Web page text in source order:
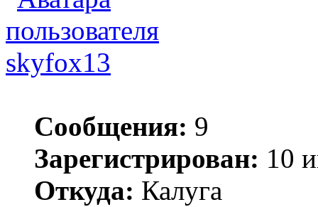
skyfox13
Сообщения: 9
Зарегистрирован: 10
Откуда: Калуга